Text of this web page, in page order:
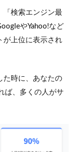
「検索エンジン最
やYahoo!など
が上位に表示され
た時に、あなたの
ば、多くの人がサ